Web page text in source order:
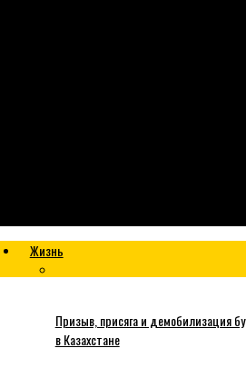
Жизнь
Призыв, присяга и демобилизация
в Казахстане